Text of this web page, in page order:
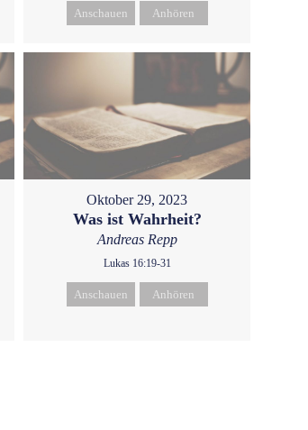
Anschauen Anhören
Oktober 29, 2023
Was ist Wahrheit?
Andreas Repp
Lukas 16:19-31
Anschauen Anhören